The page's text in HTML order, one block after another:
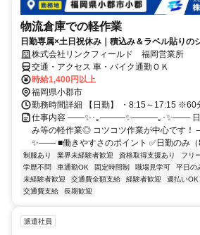
物流倉庫での軽作業
日勤専属×土日祝休み｜積込み＆ラベル貼りの
株式会社リンクフィールド 福岡営業所
交通・アクセス 車・バイク通勤ＯＫ
時給1,400円以上
福岡県小郡市
勤務時間詳細 【日勤】 ・8:15～17:15 ※60
仕事内容 ――✨･｡―――✨―――｡･✨―― 日
み等の軽作業◎ コツコツ作業が中心で
✨―― ■働きやすさのポイント ✅日勤のみ（
制服あり 業界未経験者歓迎 資格取得支援あり フリ
学歴不問
車通勤OK 固定時間制 職場見学可 平日の
未経験者歓迎
交通費全額支給 経験者歓迎 週払いOK
交通費支給
長期歓迎
派遣社員